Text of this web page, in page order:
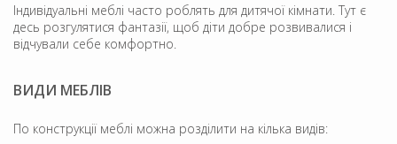
Індивідуальні меблі часто роблять для дитячої кімнати. Тут є
десь розгулятися фантазії, щоб діти добре розвивалися і
відчували себе комфортно.
ВИДИ МЕБЛІВ
По конструкції меблі можна розділити на кілька видів: